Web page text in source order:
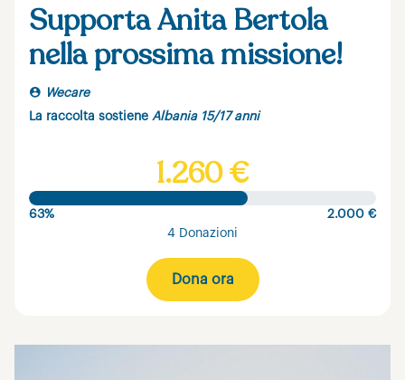
Supporta Anita Bertola
nella prossima missione!
Wecare
La raccolta sostiene Albania 15/17 anni
1.260 €
63%
2.000 €
4 Donazioni
Dona ora